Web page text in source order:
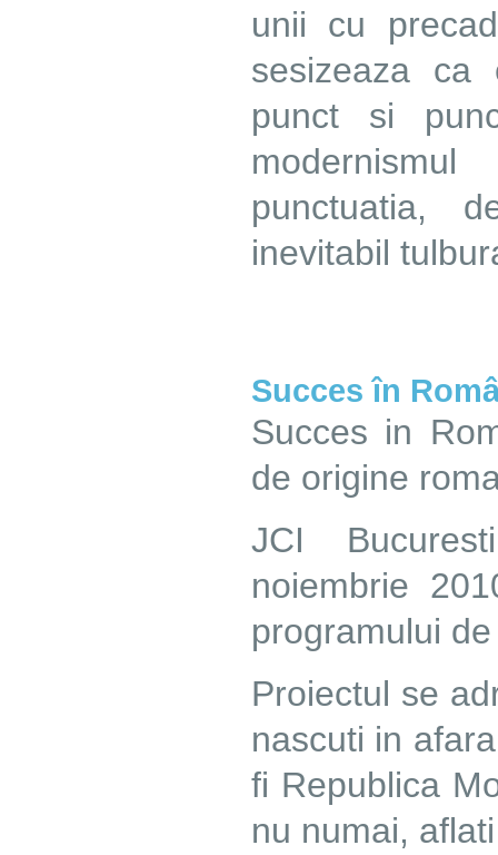
unii cu
sesizeaza
punct si
punctuatia,
inevitabil
Succes în
Succes in
de origine
JCI
noiembrie
programului
Proiectul se
nascuti in
fi Republica
nu numai,